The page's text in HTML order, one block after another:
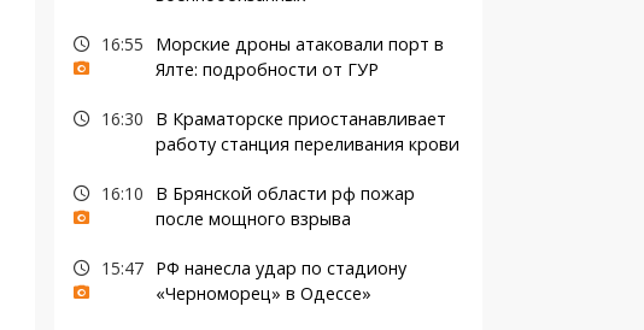
16:55
Морские дроны атаковали порт в
Ялте: подробности от ГУР
16:30
В Краматорске приостанавливает
работу станция переливания крови
16:10
В Брянской области рф пожар
после мощного взрыва
15:47
РФ нанесла удар по стадиону
«Черноморец» в Одессе»